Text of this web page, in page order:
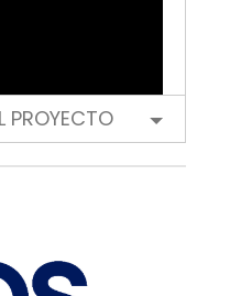
PROYECTO